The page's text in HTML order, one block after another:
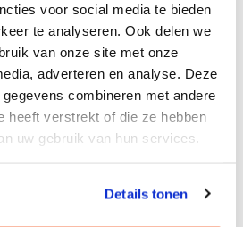
voor social media te bieden
te analyseren. Ook delen we
van onze site met onze
adverteren en analyse. Deze
combineren met andere
heeft verstrekt of die ze hebben
uw gebruik van hun services.
Details tonen
Met meer dan 20 jaar
in ziekenhuizen,
omgevingen, weet hij
je structuur én rust aanbrengt
Door zijn analytische
situaties feilloos vanuit
Tom is ook een echte
iedereen zich prettig en